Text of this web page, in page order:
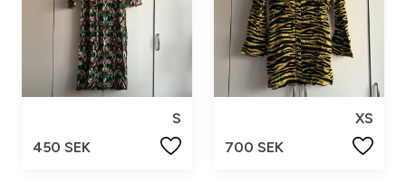
S
450 SEK
XS
700 SEK